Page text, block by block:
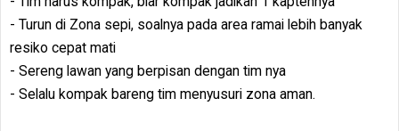
- Turun di Zona sepi, soalnya pada area ramai lebih banyak
resiko cepat mati
- Sereng lawan yang berpisan dengan tim nya
- Selalu kompak bareng tim menyusuri zona aman.